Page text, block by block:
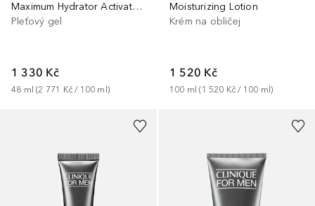
Maximum Hydrator Activated Water Gel Concentrate
Pleťový gel
1 330 Kč
48 ml (2 771 Kč / 100 ml )
Moisturizing Lotion
Krém na obličej
1 520 Kč
100 ml (1 520 Kč / 100 ml)